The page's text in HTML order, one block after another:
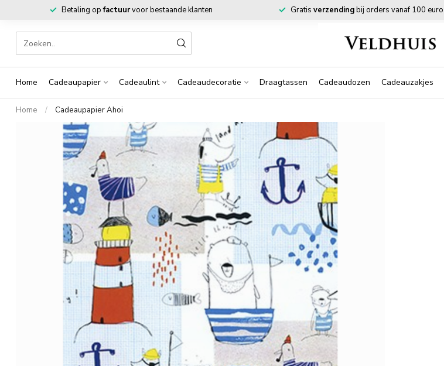
Betaling opfactuurvoor bestaande klanten Gratis verzendingbij orders vanaf 100 euro
Home Cadeaupapier Cadeaulint Cadeaudecoratie Draagtassen Cadeaudozen Cadeauzakjes
Home / Cadeaupapier Ahoi